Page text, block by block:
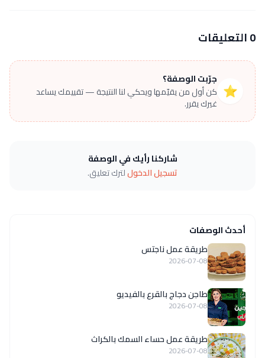
0 التعليقات
⭐
جرّبت الوصفة؟
كن أول من يقيّمها ويحكي لنا النتيجة — تقييمك يساعد
غيرك يقرر.
شاركنا رأيك في الوصفة
تسجيل الدخوللترك تعليق.
أحدث الوصفات
طريقة عمل ناجتس
2026-07-08
طاجن دجاج بالقرع بالفيديو
2026-07-08
طريقة عمل حساء السمك بالكراث
2026-07-08